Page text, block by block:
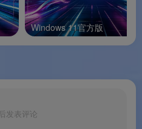
Windows 11官方版
发表评论